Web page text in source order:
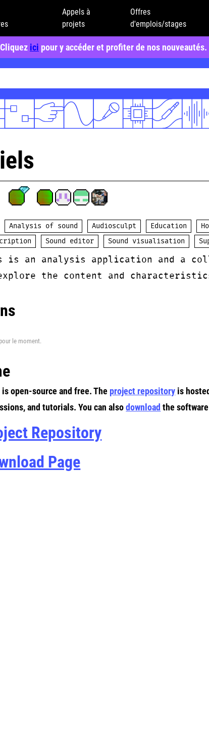
Appels à
projets
Offres
d'emplois/stages
ici pour y accéder et profiter de nos nouveautés.
Analysis of sound Audiosculpt Education
Sound editor Sound visualisation
is an analysis application and a
the content and
le moment.
open-source and free. The project repository is
and tutorials. You can alsodownload the
Repository
Page